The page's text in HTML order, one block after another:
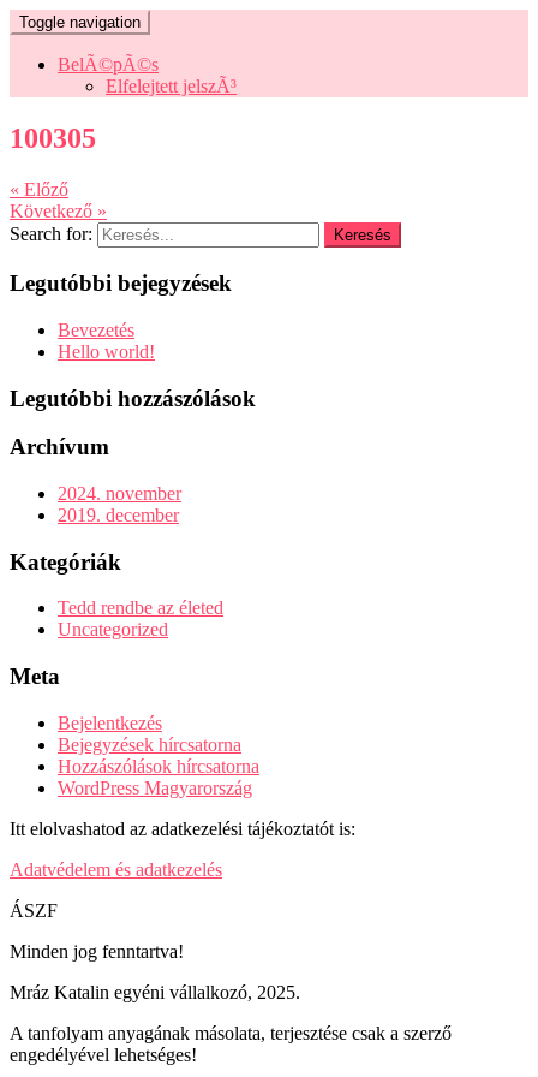
Toggle navigation
BelÃ©pÃ©s
Elfelejtett jelszÃ³
100305
« Előző
Következő »
Search for:
Legutóbbi bejegyzések
Bevezetés
Hello world!
Legutóbbi hozzászólások
Archívum
2024. november
2019. december
Kategóriák
Tedd rendbe az életed
Uncategorized
Meta
Bejelentkezés
Bejegyzések hírcsatorna
Hozzászólások hírcsatorna
WordPress Magyarország
Itt elolvashatod az adatkezelési tájékoztatót is:
Adatvédelem és adatkezelés
ÁSZF
Minden jog fenntartva!
Mráz Katalin egyéni vállalkozó, 2025.
A tanfolyam anyagának másolata, terjesztése csak a szerző
engedélyével lehetséges!